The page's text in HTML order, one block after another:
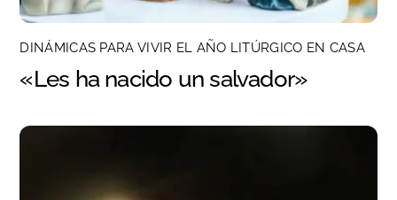
DINÁMICAS PARA VIVIR EL AÑO LITÚRGICO EN CASA
«Les ha nacido un salvador»